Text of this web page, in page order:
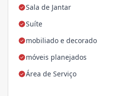
Sala de Jantar
Suíte
mobiliado e decorado
móveis planejados
Área de Serviço